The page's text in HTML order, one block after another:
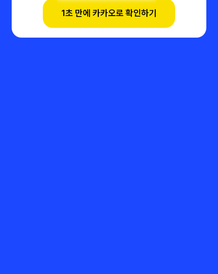
1초 만에 카카오로 확인하기